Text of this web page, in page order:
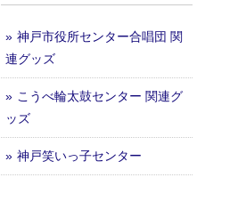
神戸市役所センター合唱団 関
連グッズ
こうべ輪太鼓センター 関連グ
ッズ
神戸笑いっ子センター